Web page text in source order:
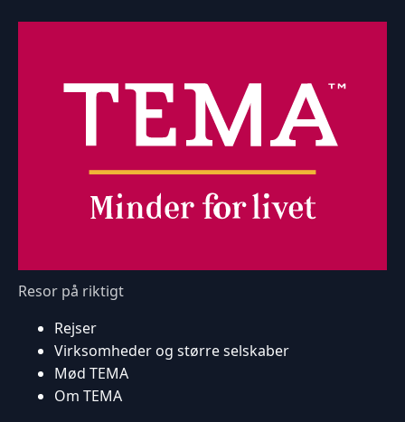
Resor på riktigt
Rejser
Virksomheder og større selskaber
Mød TEMA
Om TEMA